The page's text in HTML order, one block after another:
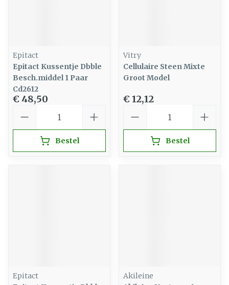
Epitact
Epitact Kussentje Dbble
Besch.middel 1 Paar
Cd2612
€ 48,50
Bestel
Vitry
Cellulaire Steen Mixte
Groot Model
€ 12,12
Bestel
Epitact
Akileine